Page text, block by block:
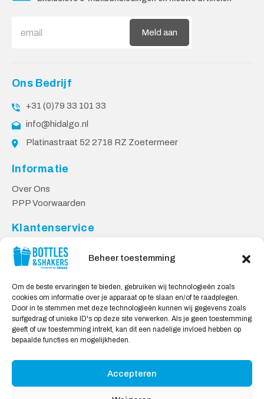
Beheer toestemming
Om de beste ervaringen te bieden, gebruiken wij technologieën zoals
cookies om informatie over je apparaat op te slaan en/of te raadplegen.
Door in te stemmen met deze technologieën kunnen wij gegevens zoals
surfgedrag of unieke ID's op deze site verwerken. Als je geen toestemming
geeft of uw toestemming intrekt, kan dit een nadelige invloed hebben op
bepaalde functies en mogelijkheden.
Accepteren
Meld aan
Ons Bedrijf
+31 (0)79 33 101 33
info@hidalgo.nl
Platinastraat 52 2718 RZ Zoetermeer
Informatie
Over Ons
PPP Voorwaarden
Klantenservice
Contact
Levering & Retourneren
Veilig Shoppen
My account
Winkelwagen